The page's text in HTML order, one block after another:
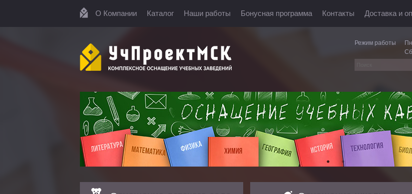
О Компании Каталог Наши работы Бонусная программа Контакты Доставка и
Режим работы